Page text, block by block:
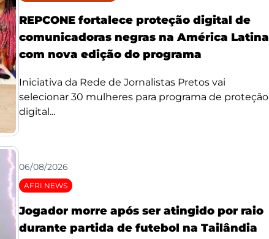
REPCONE fortalece proteção digital de
comunicadoras negras na América Latina
com nova edição do programa
Iniciativa da Rede de Jornalistas Pretos vai
selecionar 30 mulheres para programa de proteção
digital...
06/08/2026
AFRI NEWS
Jogador morre após ser atingido por raio
durante partida de futebol na Tailândia